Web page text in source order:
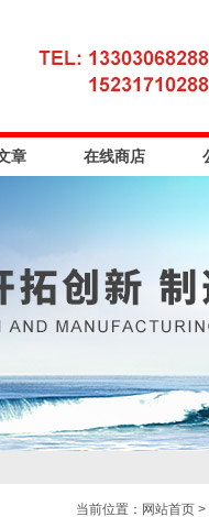
章 在线商店
当前位置： 网站首页>